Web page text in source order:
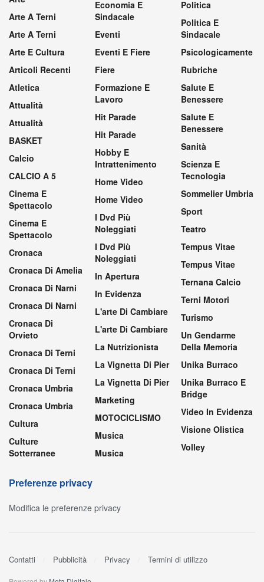
Arte A Terni
Arte A Terni
Arte E Cultura
Articoli Recenti
Atletica
Attualità
Attualità
BASKET
Calcio
CALCIO A 5
Cinema E
Spettacolo
Cinema E
Spettacolo
Cronaca
Cronaca Di Amelia
Cronaca Di Narni
Cronaca Di Narni
Cronaca Di
Orvieto
Cronaca Di Terni
Cronaca Di Terni
Cronaca Umbria
Cronaca Umbria
Cultura
Culture
Sotterranee
Economia E
Sindacale
Eventi
Eventi E Fiere
Fiere
Formazione E
Lavoro
Hit Parade
Hit Parade
Hobby E
Intrattenimento
Home Video
Home Video
I Dvd Più
Noleggiati
I Dvd Più
Noleggiati
In Apertura
In Evidenza
L'arte Di Cambiare
L'arte Di Cambiare
La Nutrizionista
La Vignetta Di Pier
La Vignetta Di Pier
Marketing
MOTOCICLISMO
Musica
Musica
Politica
Politica E
Sindacale
Psicologicamente
Rubriche
Salute E
Benessere
Salute E
Benessere
Sanità
Scienza E
Tecnologia
Sommelier Umbria
Sport
Teatro
Tempus Vitae
Tempus Vitae
Ternana Calcio
Terni Motori
Turismo
Un Gendarme
Della Memoria
Unika Burraco
Unika Burraco E
Bridge
Video In Evidenza
Visione Olistica
Volley
Preferenze privacy
Modifica le preferenze privacy
Contatti Pubblicità Privacy Termini di utilizzo